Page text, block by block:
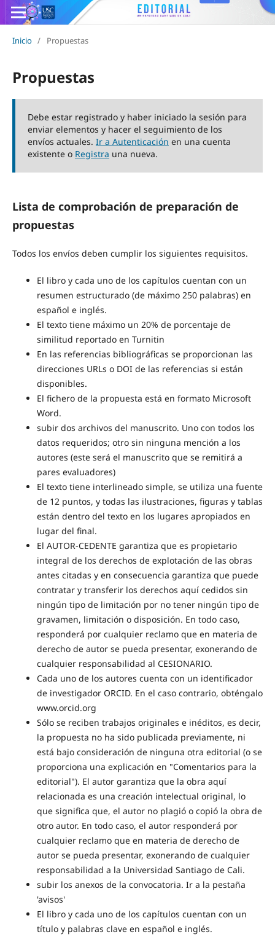
Inicio / Propuestas
Propuestas
Debe estar registrado y haber iniciado la sesión para
enviar elementos y hacer el seguimiento de los
envíos actuales. Ir a Autenticación en una cuenta
existente o Registra una nueva.
Lista de comprobación de preparación de
propuestas
Todos los envíos deben cumplir los siguientes requisitos.
El libro y cada uno de los capítulos cuentan con un
resumen estructurado (de máximo 250 palabras) en
español e inglés.
El texto tiene máximo un 20% de porcentaje de
similitud reportado en Turnitin
En las referencias bibliográficas se proporcionan las
direcciones URLs o DOI de las referencias si están
disponibles.
El fichero de la propuesta está en formato Microsoft
Word.
subir dos archivos del manuscrito. Uno con todos los
datos requeridos; otro sin ninguna mención a los
autores (este será el manuscrito que se remitirá a
pares evaluadores)
El texto tiene interlineado simple, se utiliza una fuente
de 12 puntos, y todas las ilustraciones, figuras y tablas
están dentro del texto en los lugares apropiados en
lugar del final.
El AUTOR-CEDENTE garantiza que es propietario
integral de los derechos de explotación de las obras
antes citadas y en consecuencia garantiza que puede
contratar y transferir los derechos aquí cedidos sin
ningún tipo de limitación por no tener ningún tipo de
gravamen, limitación o disposición. En todo caso,
responderá por cualquier reclamo que en materia de
derecho de autor se pueda presentar, exonerando de
cualquier responsabilidad al CESIONARIO.
Cada uno de los autores cuenta con un identificador
de investigador ORCID. En el caso contrario, obténgalo
www.orcid.org
Sólo se reciben trabajos originales e inéditos, es decir,
la propuesta no ha sido publicada previamente, ni
está bajo consideración de ninguna otra editorial (o se
proporciona una explicación en "Comentarios para la
editorial"). El autor garantiza que la obra aquí
relacionada es una creación intelectual original, lo
que significa que, el autor no plagió o copió la obra de
otro autor. En todo caso, el autor responderá por
cualquier reclamo que en materia de derecho de
autor se pueda presentar, exonerando de cualquier
responsabilidad a la Universidad Santiago de Cali.
subir los anexos de la convocatoria. Ir a la pestaña
'avisos'
El libro y cada uno de los capítulos cuentan con un
título y palabras clave en español e inglés.